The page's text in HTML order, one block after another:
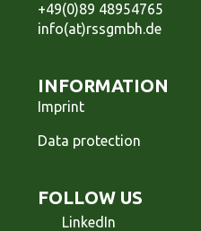
+49(0)89 48954765
info(at)rssgmbh.de
INFORMATION
Imprint
Data protection
FOLLOW US
LinkedIn